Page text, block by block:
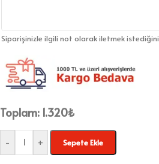
Siparişinizle ilgili not olarak iletmek
Toplam: 1.320₺
- + Sepete Ekle